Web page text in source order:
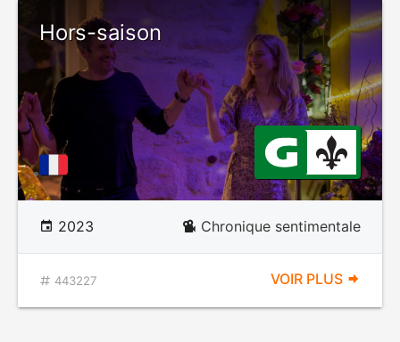
Hors-saison
2023 Chronique sentimentale
443227 VOIR PLUS